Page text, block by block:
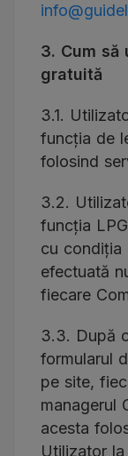
3. Cum să
gratuită
3.1.
funcția de
folosind
3.2.
funcția
cu condiția
efectuată
fiecare
3.3. După
formularul
pe site,
managerul
acesta
Utilizator